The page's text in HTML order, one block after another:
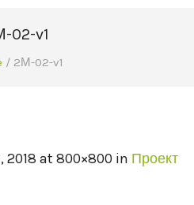
02-v1
/ 2М-02-v1
2018 at 800×800 in Проект